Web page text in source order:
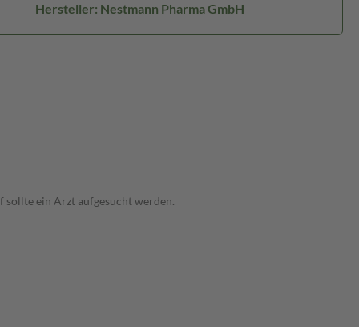
Hersteller: Nestmann Pharma GmbH
ein Arzt aufgesucht werden.